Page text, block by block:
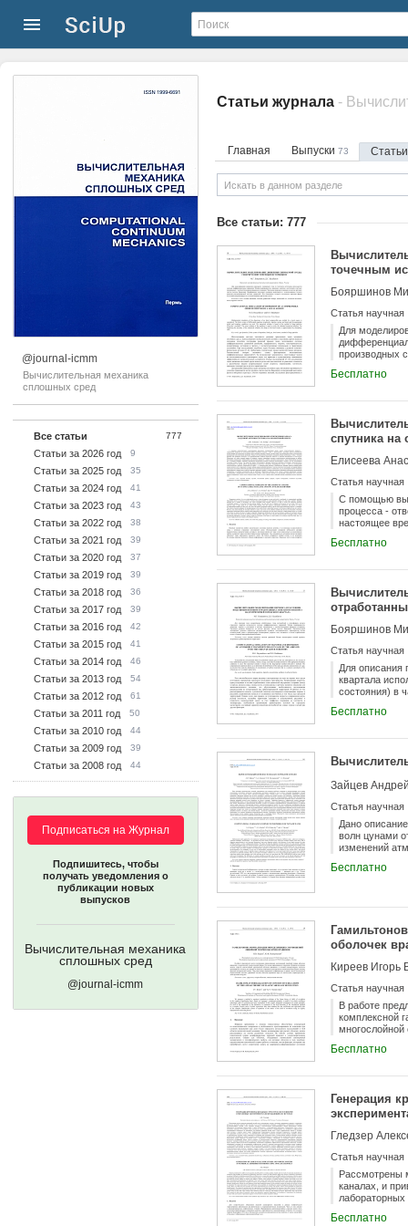
@journal-icmm
Вычислительная механика
сплошных сред
Все статьи 777
Статьи за 2026 год 9
Статьи за 2025 год 35
Статьи за 2024 год 41
Статьи за 2023 год 43
Статьи за 2022 год 38
Статьи за 2021 год 39
Статьи за 2020 год 37
Статьи за 2019 год 39
Статьи за 2018 год 36
Статьи за 2017 год 39
Статьи за 2016 год 42
Статьи за 2015 год 41
Статьи за 2014 год 46
Статьи за 2013 год 54
Статьи за 2012 год 61
Статьи за 2011 год 50
Статьи за 2010 год 44
Статьи за 2009 год 39
Статьи за 2008 год 44
Подписаться на Журнал
Подпишитесь, чтобы
получать уведомления о
публикации новых
выпусков
Вычислительная механика
сплошных сред
@journal-icmm
Статьи журнала -
Главная Выпуски 73
Все статьи: 777
точечным
Бояршинов
Статья научная
Для
производных
решения
Бесплатно
спутника на
Елисеева
Статья научная
С помощью
процесса -
настоящее
может
Такое
элементов
обоснования
работе
краевой
потока
космическое
вместо
температуры
ориентацию
есть за
Бесплатно
Бояршинов
Статья научная
Для описания
квартала
состояния) в
определить
Бесплатно
Статья научная
Дано
волн цунами
изменений
конечностью
Численная
слое с
начальные
Бесплатно
оболочек
Киреев Игорь
Статья научная
В работе
комплексной
многослойной
задачи.
Бесплатно
Генерация
Гледзер
Статья научная
Рассмотрены
каналах, и
а также МГД-
Бесплатно